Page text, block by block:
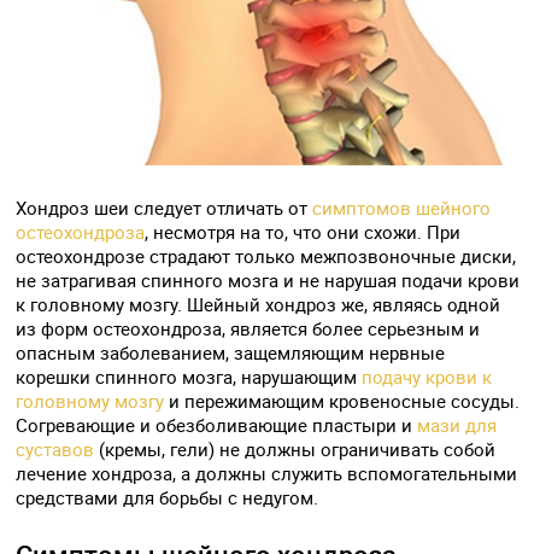
Хондроз шеи следует отличать отсимптомов шейного
остеохондроза, несмотря на то, что они схожи. При
остеохондрозе страдают только межпозвоночные диски,
не затрагивая спинного мозга и не нарушая подачи крови
к головному мозгу. Шейный хондроз же, являясь одной
из форм остеохондроза, является более серьезным и
опасным заболеванием, защемляющим нервные
корешки спинного мозга, нарушающим подачу крови к
головному мозгу и пережимающим кровеносные сосуды.
Согревающие и обезболивающие пластыри и мази для
суставов (кремы, гели) не должны ограничивать собой
лечение хондроза, а должны служить вспомогательными
средствами для борьбы с недугом.